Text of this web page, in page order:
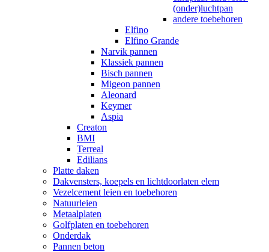
(onder)luchtpan
andere toebehoren
Elfino
Elfino Grande
Narvik pannen
Klassiek pannen
Bisch pannen
Migeon pannen
Aleonard
Keymer
Aspia
Creaton
BMI
Terreal
Edilians
Platte daken
Dakvensters, koepels en lichtdoorlaten elem
Vezelcement leien en toebehoren
Natuurleien
Metaalplaten
Golfplaten en toebehoren
Onderdak
Pannen beton